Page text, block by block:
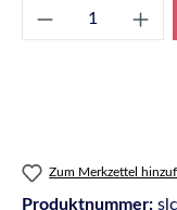
Produkt
Zum Merkzettel
Produktnummer: